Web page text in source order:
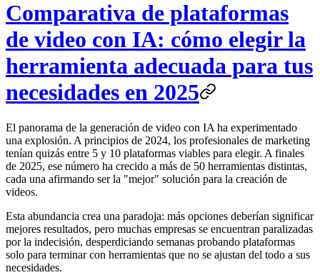
Comparativa de plataformas
de video con IA: cómo elegir la
herramienta adecuada para tus
necesidades en 2025
El panorama de la generación de video con IA ha experimentado
una explosión. A principios de 2024, los profesionales de marketing
tenían quizás entre 5 y 10 plataformas viables para elegir. A finales
de 2025, ese número ha crecido a más de 50 herramientas distintas,
cada una afirmando ser la "mejor" solución para la creación de
videos.
Esta abundancia crea una paradoja: más opciones deberían significar
mejores resultados, pero muchas empresas se encuentran paralizadas
por la indecisión, desperdiciando semanas probando plataformas
solo para terminar con herramientas que no se ajustan del todo a sus
necesidades.